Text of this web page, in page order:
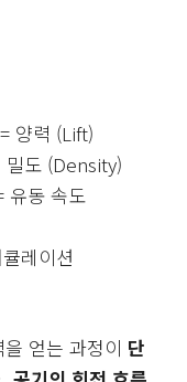
양력 (Lift)
도 (Density)
동 속도
레이션
얻는 과정이 단